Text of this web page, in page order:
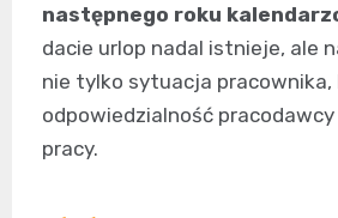
następnego roku
dacie urlop nadal istnieje, ale
nie tylko sytuacja pracownika,
odpowiedzialność
pracy.